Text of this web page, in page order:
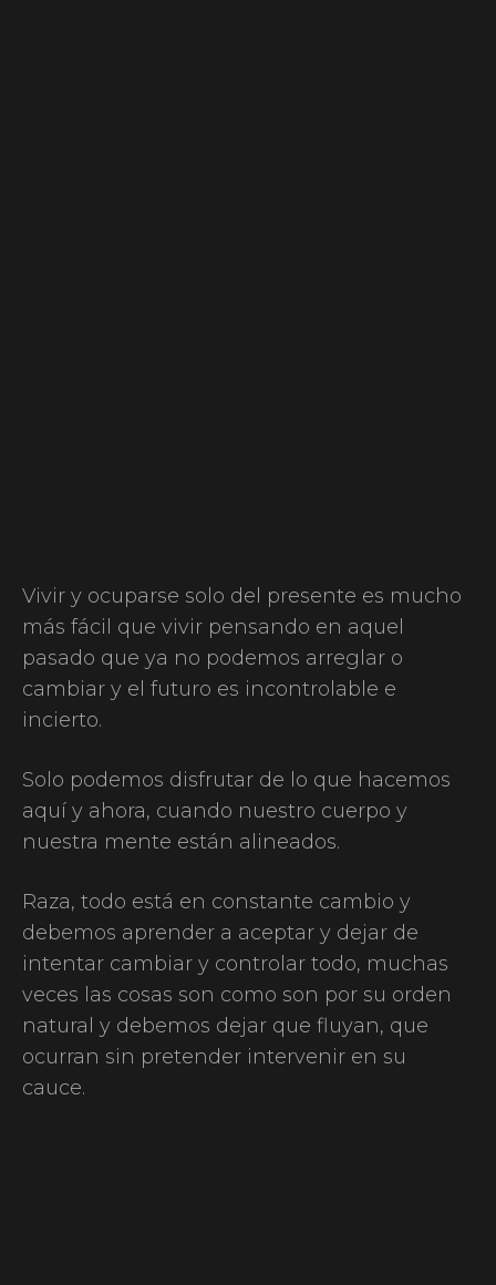
Vivir y ocuparse solo del presente es mucho
más fácil que vivir pensando en aquel
pasado que ya no podemos arreglar o
cambiar y el futuro es incontrolable e
incierto.
Solo podemos disfrutar de lo que hacemos
aquí y ahora, cuando nuestro cuerpo y
nuestra mente están alineados.
Raza, todo está en constante cambio y
debemos aprender a aceptar y dejar de
intentar cambiar y controlar todo, muchas
veces las cosas son como son por su orden
natural y debemos dejar que fluyan, que
ocurran sin pretender intervenir en su
cauce.